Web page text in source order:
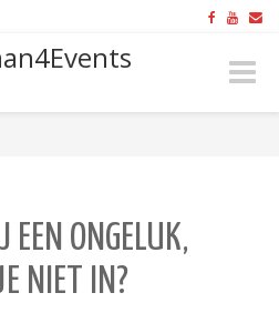
Toggle
EEN ONGELUK,
NIET IN?